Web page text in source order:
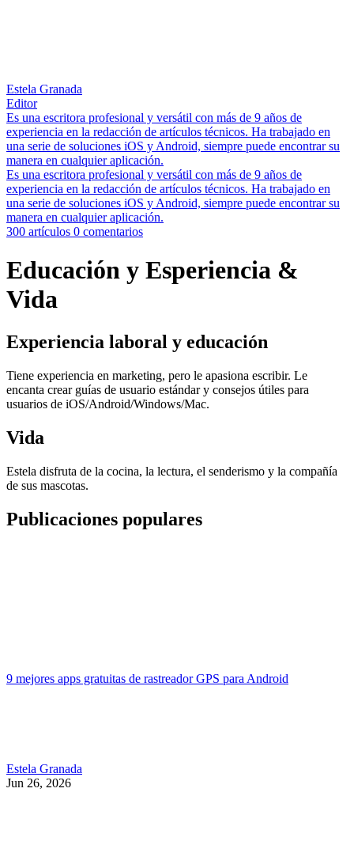
Estela Granada
Editor
Es una escritora profesional y versátil con más de 9 años de
experiencia en la redacción de artículos técnicos. Ha trabajado en
una serie de soluciones iOS y Android, siempre puede encontrar su
manera en cualquier aplicación.
Es una escritora profesional y versátil con más de 9 años de
experiencia en la redacción de artículos técnicos. Ha trabajado en
una serie de soluciones iOS y Android, siempre puede encontrar su
manera en cualquier aplicación.
300 artículos 0 comentarios
Educación y Esperiencia &
Vida
Experiencia laboral y educación
Tiene experiencia en marketing, pero le apasiona escribir. Le
encanta crear guías de usuario estándar y consejos útiles para
usuarios de iOS/Android/Windows/Mac.
Vida
Estela disfruta de la cocina, la lectura, el senderismo y la compañía
de sus mascotas.
Publicaciones populares
9 mejores apps gratuitas de rastreador GPS para Android
Estela Granada
Jun 26, 2026